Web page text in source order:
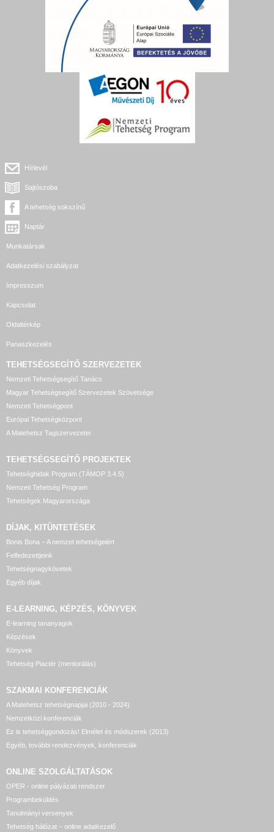
Hírlevél
Sajtószoba
A tehetség sokszínű
Naptár
Munkatársak
Adatkezelési szabályzat
Impresszum
Kapcsolat
Oldaltérkép
Panaszkezelés
TEHETSÉGSEGÍTŐ SZERVEZETEK
Nemzeti Tehetségsegítő Tanács
Magyar Tehetségsegítő Szervezetek Szövetsége
Nemzeti Tehetségpont
Európai Tehetségközpont
A Matehetsz Tagszervezetei
TEHETSÉGSEGÍTŐ PROJEKTEK
Tehetséghidak Program (TÁMOP 3.4.5)
Nemzeti Tehetség Program
Tehetségek Magyarországa
DÍJAK, KITÜNTETÉSEK
Bonis Bona – A nemzet tehetségeiért
Felfedezettjeink
Tehetségnagykövetek
Egyéb díjak
E-LEARNING, KÉPZÉS, KÖNYVEK
E-learning tananyagok
Képzések
Könyvek
Tehetség Piactér (mentorálás)
SZAKMAI KONFERENCIÁK
A Matehetsz tehetségnapjai (2010 - 2024)
Nemzetközi konferenciák
Ez is tehetséggondozás! Elmélet és módszerek (2013)
Egyéb, további rendezvények, konferenciák
ONLINE SZOLGÁLTATÁSOK
OPER - online pályázati rendszer
Programbeküldés
Tanulmányi versenyek
Tehetség hálózat – online adatkezelő